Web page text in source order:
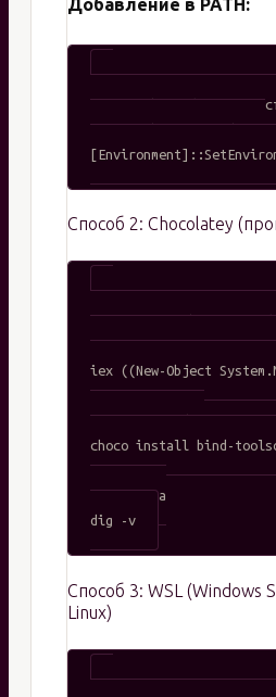
Добавление в PATH:
# PowerShell (от
$env:Path += ";C:\dig\"
Способ 2: Chocolatey
# Установка Chocolatey
Set-ExecutionPolicy
iex ((New-Object
# Установка dig
choco install bind-
# Проверка
Способ 3: WSL (Windows
Linux)